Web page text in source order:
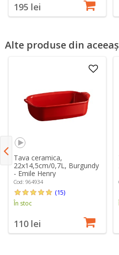
195 lei
Alte produse din
Tava ceramica,
22x14,5cm/0,7L, Burgundy
- Emile Henry
Cod: 964934
(15)
În stoc
110 lei